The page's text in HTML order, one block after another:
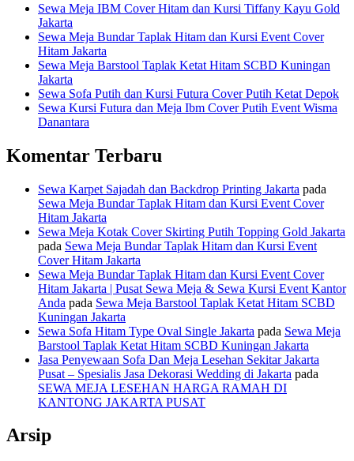
Sewa Meja IBM Cover Hitam dan Kursi Tiffany Kayu Gold
Jakarta
Sewa Meja Bundar Taplak Hitam dan Kursi Event Cover
Hitam Jakarta
Sewa Meja Barstool Taplak Ketat Hitam SCBD Kuningan
Jakarta
Sewa Sofa Putih dan Kursi Futura Cover Putih Ketat Depok
Sewa Kursi Futura dan Meja Ibm Cover Putih Event Wisma
Danantara
Komentar Terbaru
Sewa Karpet Sajadah dan Backdrop Printing Jakarta pada
Sewa Meja Bundar Taplak Hitam dan Kursi Event Cover
Hitam Jakarta
Sewa Meja Kotak Cover Skirting Putih Topping Gold Jakarta
pada Sewa Meja Bundar Taplak Hitam dan Kursi Event
Cover Hitam Jakarta
Sewa Meja Bundar Taplak Hitam dan Kursi Event Cover
Hitam Jakarta | Pusat Sewa Meja & Sewa Kursi Event Kantor
Anda pada Sewa Meja Barstool Taplak Ketat Hitam SCBD
Kuningan Jakarta
Sewa Sofa Hitam Type Oval Single Jakarta pada Sewa Meja
Barstool Taplak Ketat Hitam SCBD Kuningan Jakarta
Jasa Penyewaan Sofa Dan Meja Lesehan Sekitar Jakarta
Pusat – Spesialis Jasa Dekorasi Wedding di Jakarta pada
SEWA MEJA LESEHAN HARGA RAMAH DI
KANTONG JAKARTA PUSAT
Arsip